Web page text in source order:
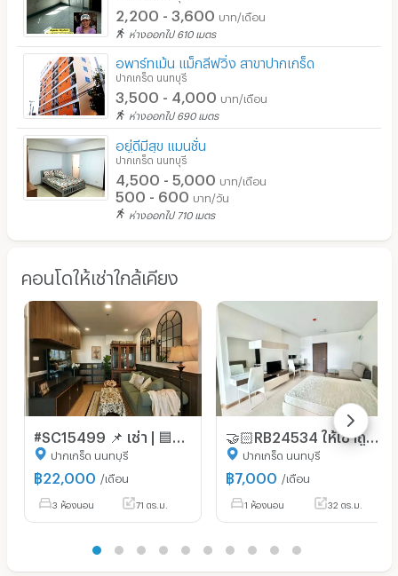
2,200 - 3,600 บาท/เดือน
ห่างออกไป 610 เมตร
อพาร์ทเม้น แม็กลีฟวิ่ง สาขาปากเกร็ด
ปากเกร็ด นนทบุรี
3,500 - 4,000 บาท/เดือน
ห่างออกไป 690 เมตร
อยู่ดีมีสุข แมนชั่น
ปากเกร็ด นนทบุรี
4,500 - 5,000 บาท/เดือน
500 - 600 บาท/วัน
ห่างออกไป 710 เมตร
คอนโดให้เช่าใกล้เคียง
ปากเกร็ด นนทบุรี
฿22,000 /เดือน
3 ห้องนอน 71 ตร.ม.
ปากเกร็ด นนทบุรี
฿7,000 /เดือน
1 ห้องนอน 32 ตร.ม.